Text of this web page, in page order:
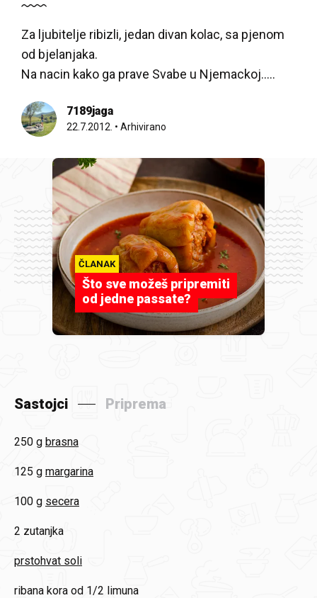
Za ljubitelje ribizli, jedan divan kolac, sa pjenom
od bjelanjaka.
Na nacin kako ga prave Svabe u Njemackoj.....
7189jaga
22.7.2012. • Arhivirano
ČLANAK
Što sve možeš pripremiti
od jedne passate?
Sastojci Priprema
250 g brasna
125 g margarina
100 g secera
2 zutanjka
prstohvat soli
ribana kora od 1/2 limuna